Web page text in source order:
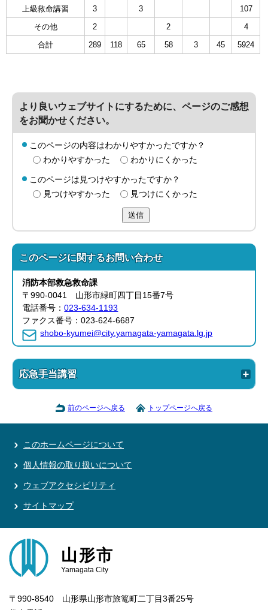
上級救命講習 3 3
107
その他
2 2
4
合計
289 118 65 58 3 45 5924
より良いウェブサイトにするために、ページのご感想
をお聞かせください。
このページの内容はわかりやすかったですか？
わかりやすかった
わかりにくかった
このページは見つけやすかったですか？
見つけやすかった
見つけにくかった
送信
このページに関するお問い合わせ
消防本部救急救命課
〒990-0041 山形市緑町四丁目15番7号
電話番号：023-634-1193
ファクス番号：023-624-6687
shobo-kyumei@city.yamagata-yamagata.lg.jp
応急手当講習
前のページへ戻る トップページへ戻る
このホームページについて
個人情報の取り扱いについて
ウェブアクセシビリティ
サイトマップ
山形市
Yamagata City
〒990-8540 山形県山形市旅篭町二丁目3番25号